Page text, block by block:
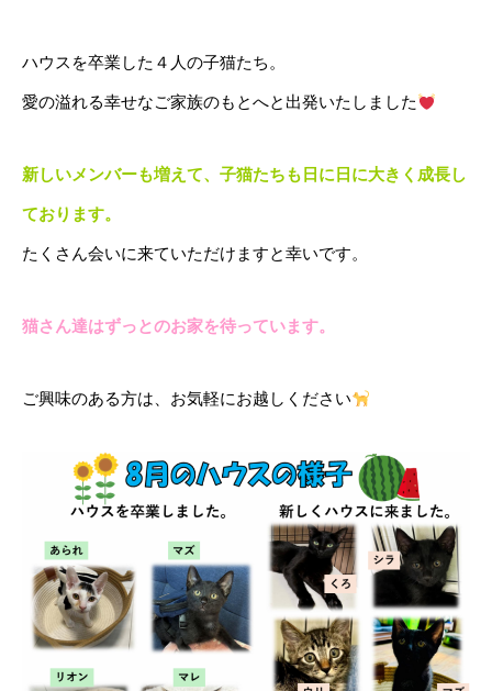
ハウスを卒業した４人の子猫たち。
愛の溢れる幸せなご家族のもとへと出発いたしました
新しいメンバーも増えて、子猫たちも日に日に大きく成長し
ております。
たくさん会いに来ていただけますと幸いです。
猫さん達はずっとのお家を待っています。
ご興味のある方は、お気軽にお越しください